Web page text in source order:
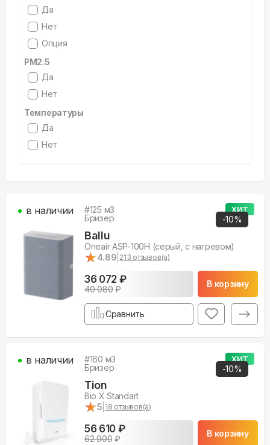
Да
Нет
Опция
PM2.5
Да
Нет
Температуры
Да
Нет
ХИТ
-10%
#125 м3
Бризер
Ballu
Oneair ASP-100H (серый, с нагревом)
★
★4.89 213 отзывов(а)
36 072 ₽
40 080₽
В корзину
в наличии
Сравнить
ХИТ
-10%
#160 м3
Бризер
Tion
Bio X Standart
★
★5 18 отзывов(а)
56 610 ₽
62 900₽
В корзину
в наличии